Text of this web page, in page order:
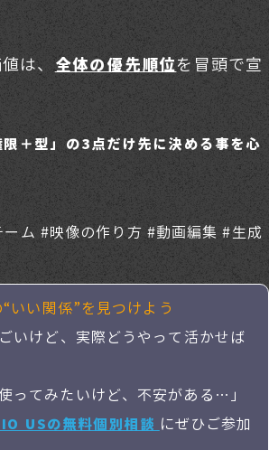
は、 全体の優先順位を冒頭で宣
＋型」の3点だけ先に決める事を心
ム #映像の作り方 #動画編集 #生成
いい関係”を見つけよう
いけど、実際どうやって活かせば
ってみたいけど、不安がある…」
USの無料個別相談 にぜひご参加